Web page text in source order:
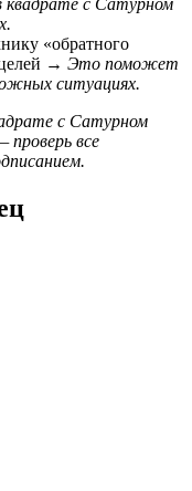
«обратного
→ Это поможет
ситуациях.
с Сатурном
все